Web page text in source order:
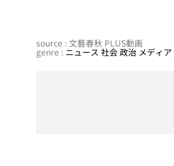
source : 文藝春秋 PLUS動画
genre : ニュース 社会政治 メディア